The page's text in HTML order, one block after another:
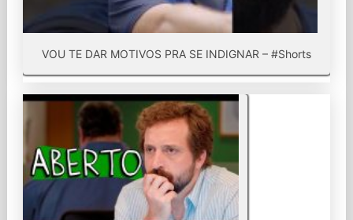
VOU TE DAR MOTIVOS PRA SE INDIGNAR – #Shorts